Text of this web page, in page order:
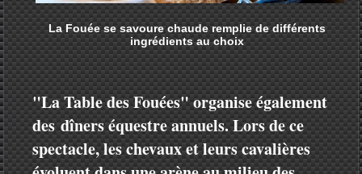
La Fouée se savoure chaude remplie de différents
ingrédients au choix
"La Table des Fouées" organise également
desdîners équestre annuels. Lors de ce
spectacle, les chevaux et leurs cavalières